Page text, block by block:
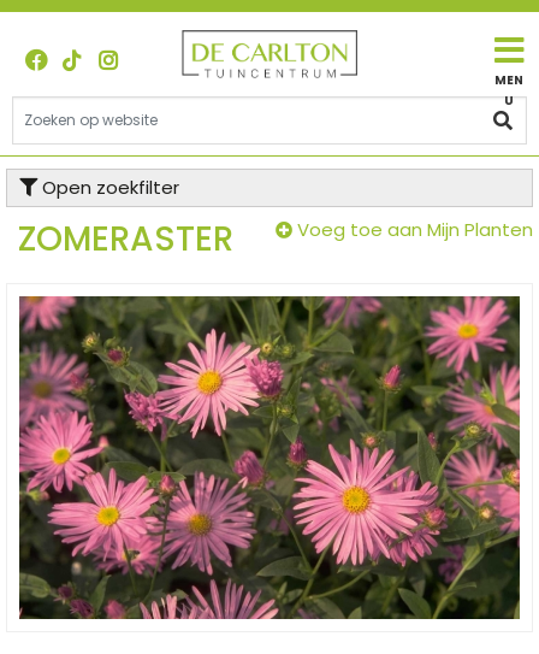
G
c
Open zoekfilter
ZOMERASTER Voeg toe aan Mijn Planten